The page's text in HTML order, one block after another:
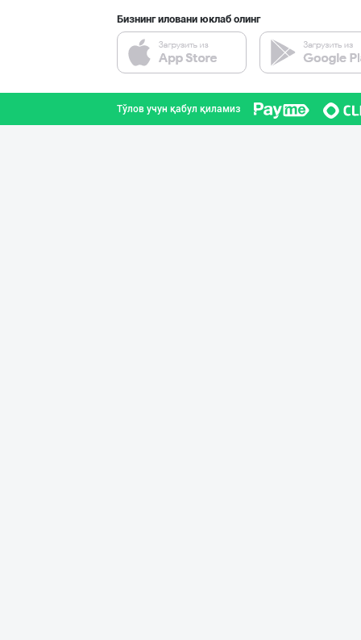
Бизнинг иловани юклаб олинг
Тўлов учун қабул қиламиз